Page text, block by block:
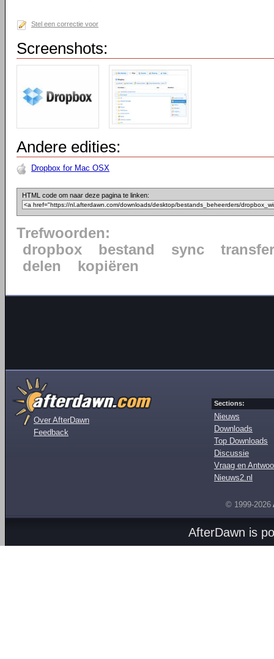
Stel een correctie voor
Screenshots:
Andere edities:
Dropbox for Mac OSX
HTML code om naar deze pagina te linken:
Trefwoorden:
dropbox
bestand sync
transfer
delen
kopiëren
Over AfterDawn
Feedback
Sections:
Nieuws
Downloads
Top Downloads
Discussie
Vraag en
Nieuws2.nl
© 1999-2026
AfterDawn is